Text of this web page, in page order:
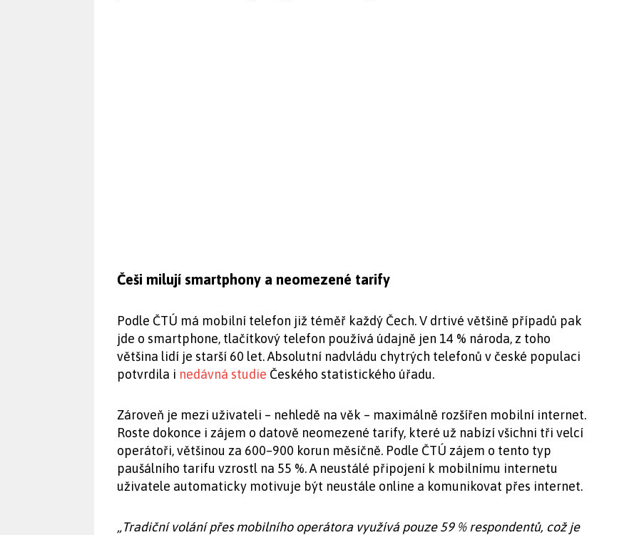
Češi milují smartphony a neomezené tarify
Podle ČTÚ má mobilní telefon již téměř každý Čech. V drtivé většině případů pak
jde o smartphone, tlačítkový telefon používá údajně jen 14 % národa, z toho
většina lidí je starší 60 let. Absolutní nadvládu chytrých telefonů v české populaci
potvrdila i nedávná studie Českého statistického úřadu.
Zároveň je mezi uživateli – nehledě na věk – maximálně rozšířen mobilní internet.
Roste dokonce i zájem o datově neomezené tarify, které už nabízí všichni tři velcí
operátoři, většinou za 600–900 korun měsíčně. Podle ČTÚ zájem o tento typ
paušálního tarifu vzrostl na 55 %. A neustálé připojení k mobilnímu internetu
uživatele automaticky motivuje být neustále online a komunikovat přes internet.
„Tradiční volání přes mobilního operátora využívá pouze 59 % respondentů, což je